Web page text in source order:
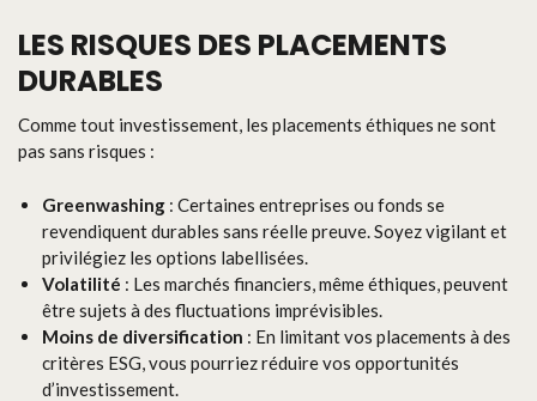
LES RISQUES DES PLACEMENTS
DURABLES
Comme tout investissement, les placements éthiques ne sont
pas sans risques :
Greenwashing : Certaines entreprises ou fonds se
revendiquent durables sans réelle preuve. Soyez vigilant et
privilégiez les options labellisées.
Volatilité : Les marchés financiers, même éthiques, peuvent
être sujets à des fluctuations imprévisibles.
Moins de diversification : En limitant vos placements à des
critères ESG, vous pourriez réduire vos opportunités
d’investissement.